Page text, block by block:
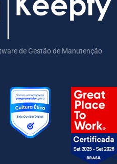
de Gestão de Manutenção